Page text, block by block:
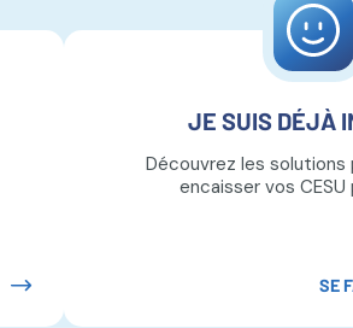
JE SUIS DÉJÀ
Découvrez les solutions
encaisser vos
SE